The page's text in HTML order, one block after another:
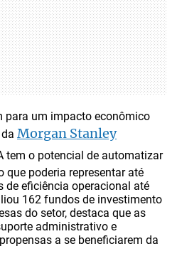
para um impacto econômico
Morgan Stanley
tem o potencial de automatizar
que poderia representar até
de eficiência operacional até
162 fundos de investimento
do setor, destaca que as
administrativo e
a se beneficiarem da